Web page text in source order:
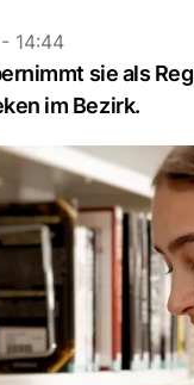
14:44
sie als
im Bezirk.